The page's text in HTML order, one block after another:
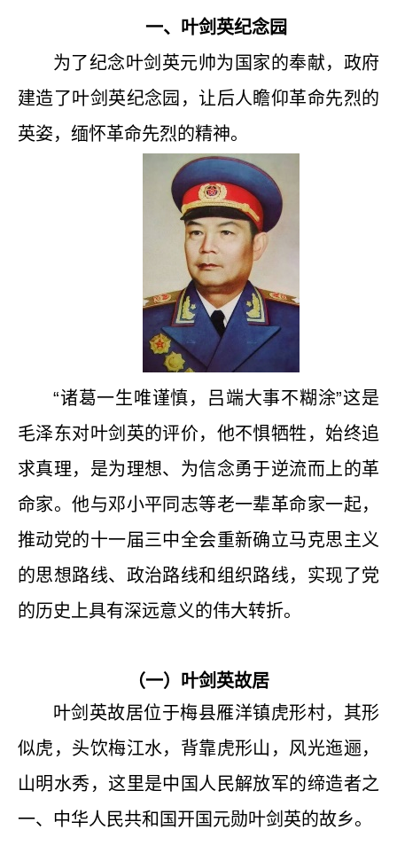
一、叶剑英纪念园
为了纪念叶剑英元帅为国家的奉献，政府
建造了叶剑英纪念园，让后人瞻仰革命先烈的
英姿，缅怀革命先烈的精神。
“诸葛一生唯谨慎，吕端大事不糊涂”这是
毛泽东对叶剑英的评价，他不惧牺牲，始终追
求真理，是为理想、为信念勇于逆流而上的革
命家。他与邓小平同志等老一辈革命家一起，
推动党的十一届三中全会重新确立马克思主义
的思想路线、政治路线和组织路线，实现了党
的历史上具有深远意义的伟大转折。
（一）叶剑英故居
叶剑英故居位于梅县雁洋镇虎形村，其形
似虎，头饮梅江水，背靠虎形山，风光迤逦，
山明水秀，这里是中国人民解放军的缔造者之
一、中华人民共和国开国元勋叶剑英的故乡。